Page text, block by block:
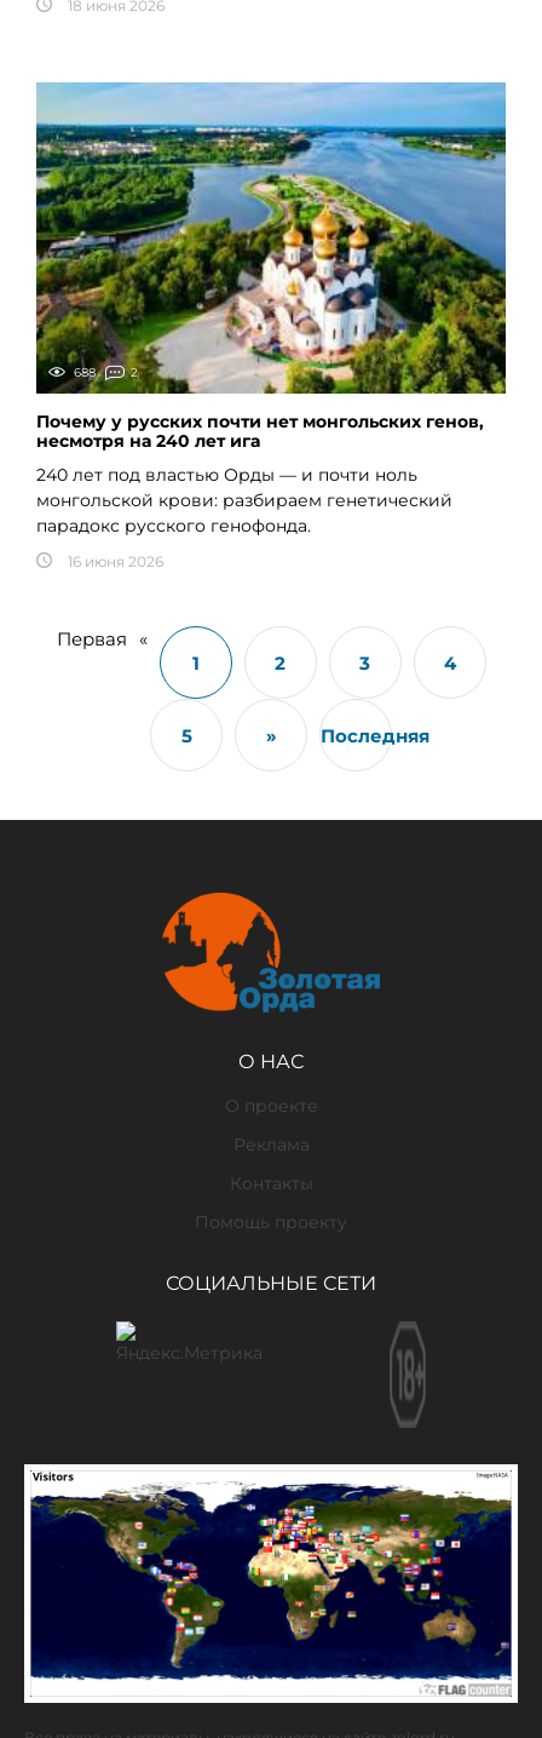
18 июня 2026
688 2
Почему у русских почти нет монгольских генов,
несмотря на 240 лет ига
240 лет под властью Орды — и почти ноль
монгольской крови: разбираем генетический
парадокс русского генофонда.
16 июня 2026
Первая
«
1
2 3 4
5 » Последняя
О НАС
О проекте
Реклама
Контакты
Помощь проекту
СОЦИАЛЬНЫЕ СЕТИ